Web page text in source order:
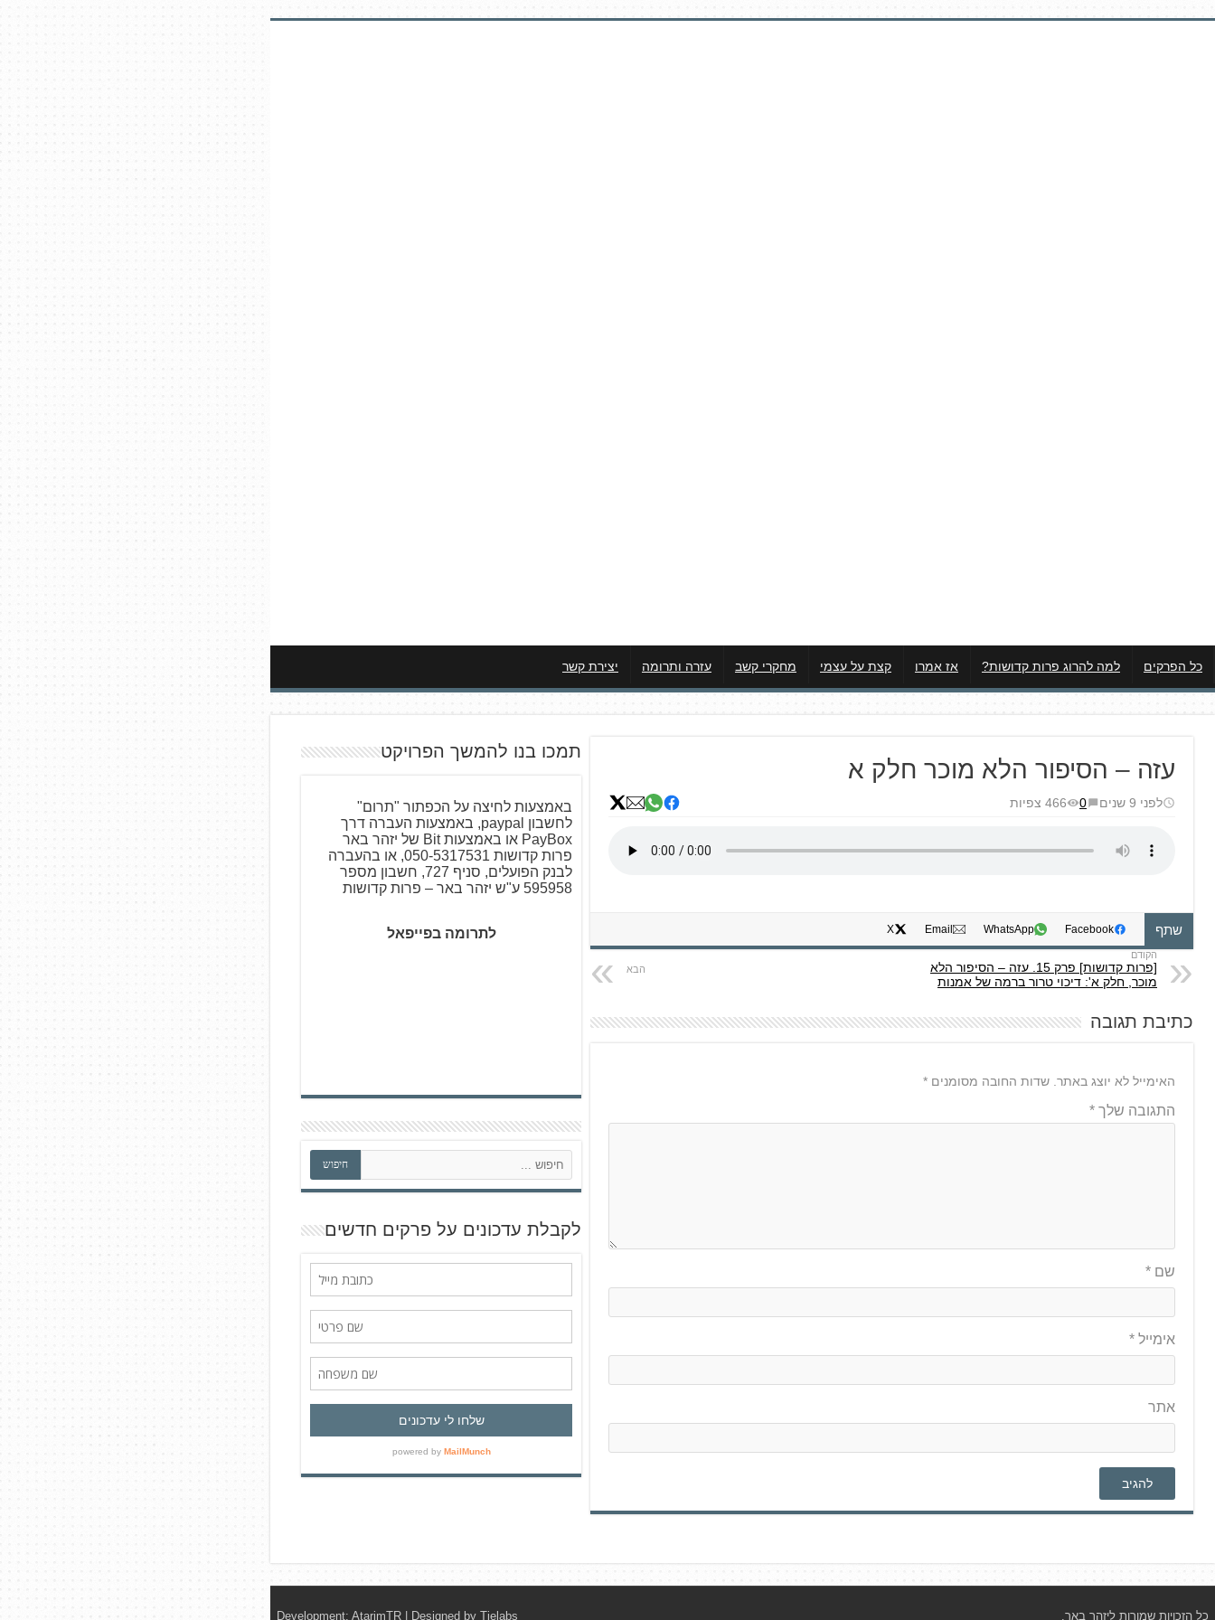
לדלג
כל הפרקים למה להרוג פרות קדושות? אז אמרו קצת על עצמי מחקרי קשב עזרה ותרומה יצירת קשר
עזה – הסיפור הלא מוכר חלק א
לפני 9 שנים 0 466 צפיות
שתף Facebook
WhatsApp
Email
X
[פרות קדושות] פרק 15. עזה – הסיפור הלא
מוכר, חלק א': דיכוי טרור ברמה של אמנות
כתיבת תגובה
האימייל לא יוצג באתר. שדות החובה מסומנים *
התגובה שלך *
שם *
אימייל *
אתר
תמכו בנו להמשך הפרויקט
באמצעות לחיצה על הכפתור "תרום"
לחשבון paypal, באמצעות העברה דרך
PayBox או באמצעות Bit של יזהר באר
פרות קדושות 050-5317531, או בהעברה
לבנק הפועלים, סניף 727, חשבון מספר
595958 ע"ש יזהר באר – פרות קדושות
לתרומה בפייפאל
פ
ש
חיפוש
לקבלת עדכונים על פרקים חדשים
כל הזכויות שמורות ליזהר באר. Development:AtarimTR | Designed byTielabs